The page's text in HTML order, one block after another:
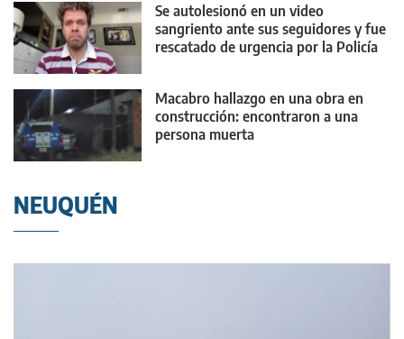
Se autolesionó en un video
sangriento ante sus seguidores y fue
rescatado de urgencia por la Policía
Macabro hallazgo en una obra en
construcción: encontraron a una
persona muerta
NEUQUÉN